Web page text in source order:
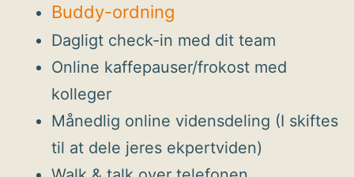
Buddy-ordning
Dagligt check-in med dit team
Online kaffepauser/frokost med
kolleger
Månedlig online vidensdeling (I skiftes
til at dele jeres ekpertviden)